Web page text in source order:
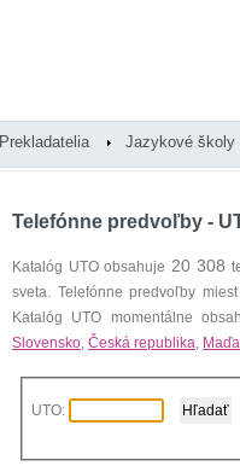
Prekladatelia Jazykové školy
Telefónne predvoľby -
Katalóg UTO obsahuje 20 308
sveta. Telefónne predvoľby
Katalóg UTO momentálne
Slovensko, Česká republika,
UTO: